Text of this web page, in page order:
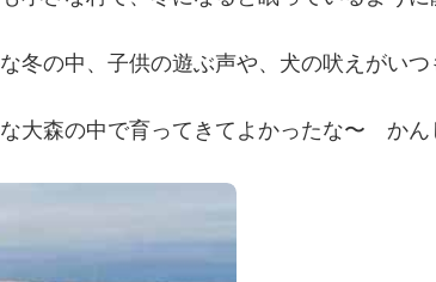
冬の中、子供の遊ぶ声や、犬の吠えがいつ
大森の中で育ってきてよかったな〜 かん